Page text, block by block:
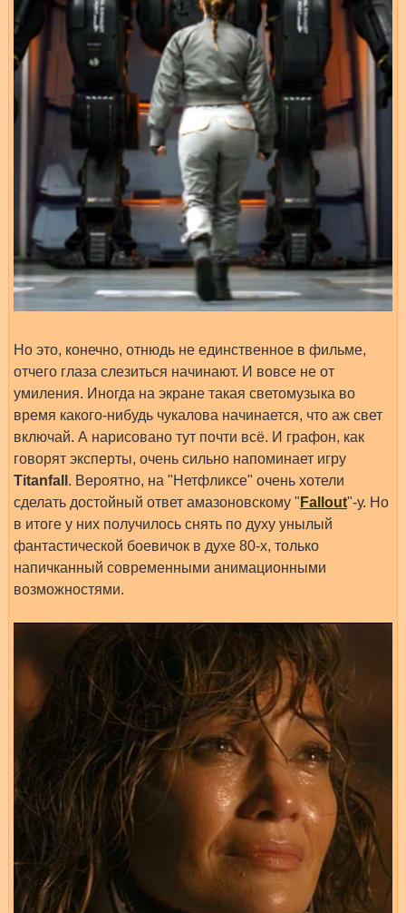
Но это, конечно, отнюдь не единственное в фильме,
отчего глаза слезиться начинают. И вовсе не от
умиления. Иногда на экране такая светомузыка во
время какого-нибудь чукалова начинается, что аж свет
включай. А нарисовано тут почти всё. И графон, как
говорят эксперты, очень сильно напоминает игру
Titanfall . Вероятно, на "Нетфликсе" очень хотели
сделать достойный ответ амазоновскому " Fallout"-у. Но
в итоге у них получилось снять по духу унылый
фантастической боевичок в духе 80-х, только
напичканный современными анимационными
возможностями.